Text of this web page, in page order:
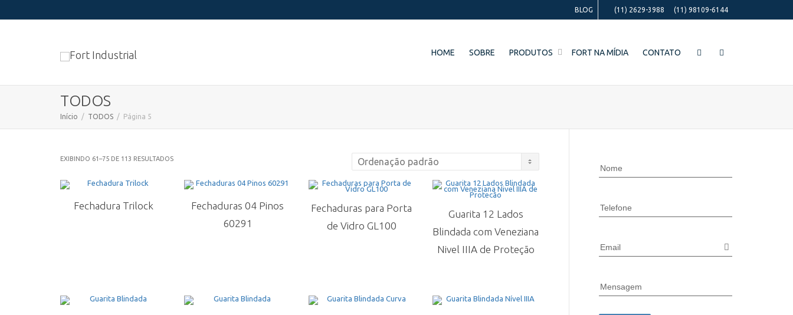
BLOG (11) 2629-3988 (11) 98109-6144
HOME SOBRE PRODUTOS FORT NA MÍDIA CONTATO
TODOS
Início TODOS Página 5
EXIBINDO 61–75 DE 113 RESULTADOS
Fechadura Trilock
Fechaduras 04 Pinos
60291
Fechaduras para Porta
de Vidro GL100
Guarita 12 Lados
Blindada com Veneziana
Nivel IIIA de Proteção
Nome
Telefone
Email
Mensagem